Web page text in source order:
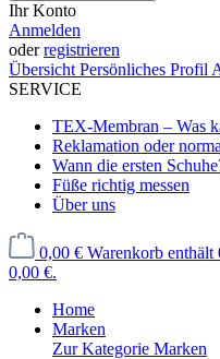
Ihr Konto
Anmelden
oderregistrieren
Übersicht Persönliches Profil
SERVICE
TEX-Membran – Was
Reklamation oder
Wann die ersten
Füße richtig messen
Über uns
0,00 € Warenkorb enthält
0,00 €.
Home
Marken
Zur Kategorie Marken